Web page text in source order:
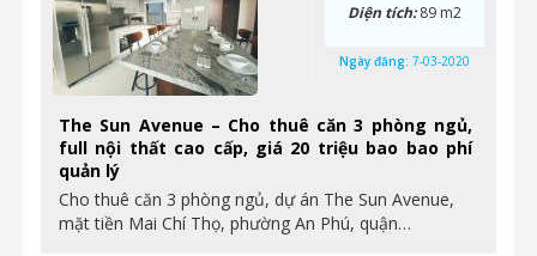
The Sun Avenue – Cho thuê căn 3 phòng ngủ,
full nội thất cao cấp, giá 20 triệu bao bao phí
quản lý
Cho thuê căn 3 phòng ngủ, dự án The Sun Avenue,
mặt tiền Mai Chí Thọ, phường An Phú, quận…
Diện tích:89 m2
Ngày đăng: 7-03-2020